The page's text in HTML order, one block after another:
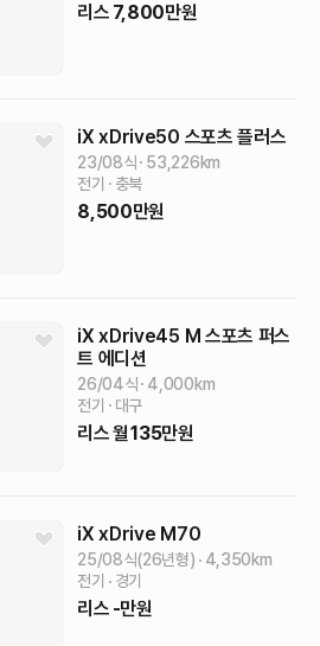
리스 7,800만원
iX xDrive50 스포츠 플러스
23/08식 53,226km
전기
충북
8,500만원
iX xDrive45 M 스포츠 퍼스
트 에디션
26/04식 4,000km
전기
대구
리스월135만원
iX xDrive M70
25/08식(26년형) 4,350km
전기
경기
리스 -만원